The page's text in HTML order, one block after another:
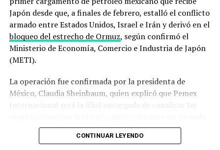
que embarcaciones comerciales puedan salir del Golfo
Pérsicopese a las hostilidades.
El derribo del dron y los ataques a
buques que encendieron las alarmas
La secuencia de incidentes de los últimos días ilustra el
deterioro acelerado de la situación. El 31 de julio, un
buque metanero cargado con gas natural licuado catarí
aguas cercanas a la entrada sur del estrecho, frente a las
costas de Omán, lo que le provocó daños severos en su
Japón desde que, a finales de febrero, estalló el conflicto
armado entre Estados Unidos, Israel e Irán y derivó en el
bloqueo del estrecho de Ormuz, según confirmó el
Ministerio de Economía, Comercio e Industria de Japón
(METI).
La operación fue confirmada por la presidenta de
México, Claudia Sheinbaum, quien explicó que Pemex
Internacional será la filial encargada de canalizar las
que, hasta ahora, no ha sido precisado por el gobierno
mexicano.
CONTINUAR LEYENDO